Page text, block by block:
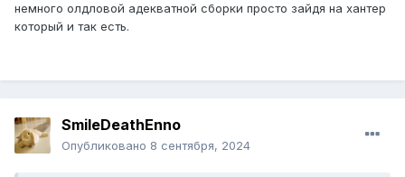
немного олдловой адекватной сборки просто зайдя на хантер
который и так есть.
SmileDeathEnno
Опубликовано 8 сентября, 2024